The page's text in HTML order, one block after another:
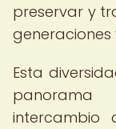
preservar y
generaciones
Esta
panorama
intercambio